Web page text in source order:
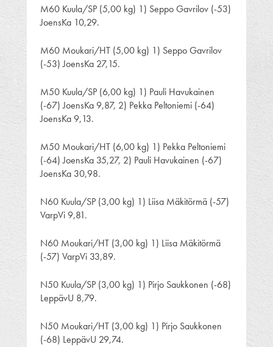
M60 Kuula/SP (5,00 kg) 1) Seppo Gavrilov (-53)
JoensKa 10,29.
M60 Moukari/HT (5,00 kg) 1) Seppo Gavrilov
(-53) JoensKa 27,15.
M50 Kuula/SP (6,00 kg) 1) Pauli Havukainen
(-67) JoensKa 9,87, 2) Pekka Peltoniemi (-64)
JoensKa 9,13.
M50 Moukari/HT (6,00 kg) 1) Pekka Peltoniemi
(-64) JoensKa 35,27, 2) Pauli Havukainen (-67)
JoensKa 30,98.
N60 Kuula/SP (3,00 kg) 1) Liisa Mäkitörmä (-57)
VarpVi 9,81.
N60 Moukari/HT (3,00 kg) 1) Liisa Mäkitörmä
(-57) VarpVi 33,89.
N50 Kuula/SP (3,00 kg) 1) Pirjo Saukkonen (-68)
LeppävU 8,79.
N50 Moukari/HT (3,00 kg) 1) Pirjo Saukkonen
(-68) LeppävU 29,74.